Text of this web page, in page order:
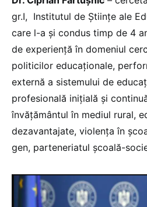
gr.I, Institutul de Științe ale
care l-a și condus timp de 4
de experiență în domeniul
politicilor educaționale,
externă a sistemului de
profesională iniţială și
învăţământul în mediul rural,
dezavantajate, violenţa în
gen, parteneriatul şcoală-